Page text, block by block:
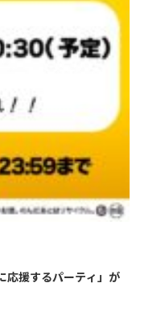
応援するパーティ」が